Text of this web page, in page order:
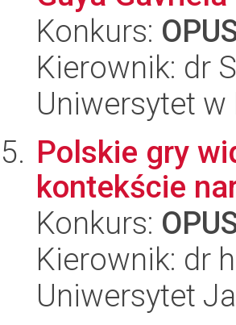
Konkurs:
Kierownik: dr
Uniwersytet w
Polskie gry
kontekście
Konkurs:
Kierownik: dr
Uniwersytet